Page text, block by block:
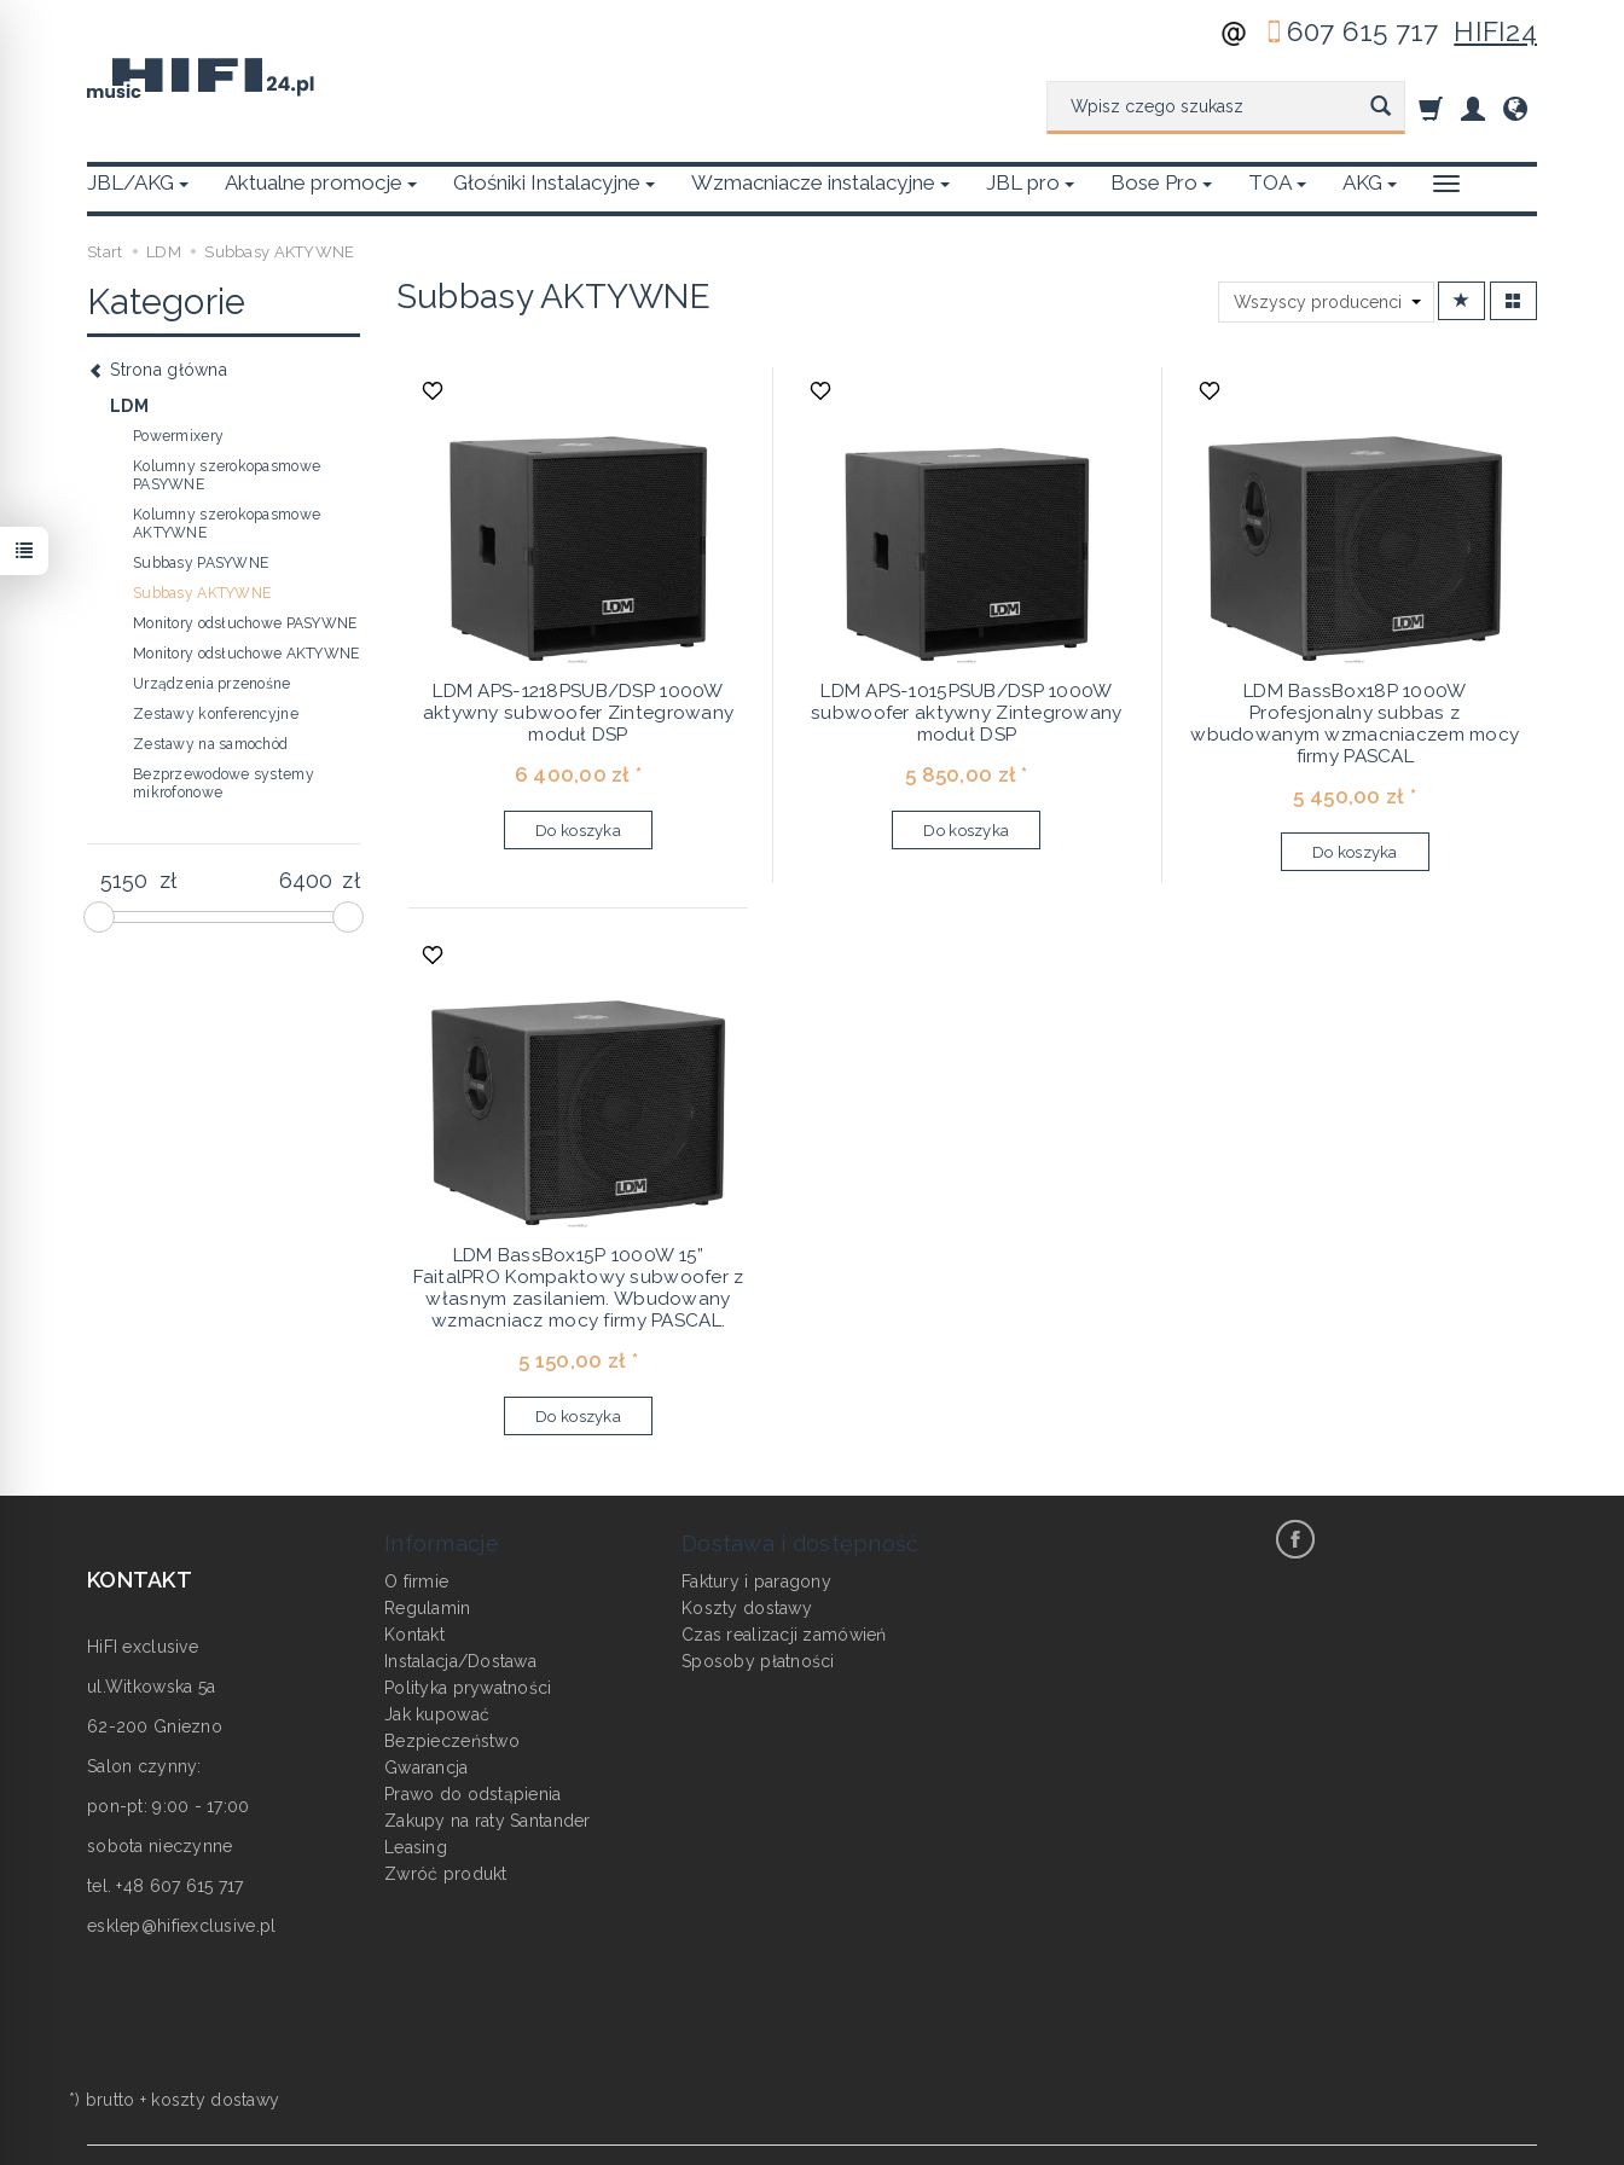
607 615 717 HIFI24
JBL/AKG Aktualne promocje Głośniki Instalacyjne Wzmacniacze instalacyjne JBL pro Bose Pro TOA AKG
Start LDM Subbasy AKTYWNE
Subbasy AKTYWNE
LDM APS-1218PSUB/DSP 1000W
aktywny subwoofer Zintegrowany
moduł DSP
6 400,00 zł *
Do koszyka
LDM APS-1015PSUB/DSP 1000W
subwoofer aktywny Zintegrowany
moduł DSP
5 850,00 zł *
Do koszyka
LDM BassBox18P 1000W
Profesjonalny subbas z
wbudowanym wzmacniaczem mocy
firmy PASCAL
5 450,00 zł *
Do koszyka
LDM BassBox15P 1000W 15”
FaitalPRO Kompaktowy subwoofer z
własnym zasilaniem. Wbudowany
wzmacniacz mocy firmy PASCAL.
5 150,00 zł *
Do koszyka
Kategorie
Strona główna
LDM
Powermixery
Kolumny szerokopasmowe
PASYWNE
Kolumny szerokopasmowe
AKTYWNE
Subbasy PASYWNE
Subbasy AKTYWNE
Monitory odsłuchowe PASYWNE
Monitory odsłuchowe AKTYWNE
Urządzenia przenośne
Zestawy konferencyjne
Zestawy na samochód
Bezprzewodowe systemy
mikrofonowe
zł zł
KONTAKT
HiFI exclusive
ul.Witkowska 5a
62-200 Gniezno
Salon czynny:
pon-pt: 9:00 - 17:00
sobota nieczynne
tel. +48 607 615 717
esklep@hifiexclusive.pl
Informacje
O firmie
Regulamin
Kontakt
Instalacja/Dostawa
Polityka prywatności
Jak kupować
Bezpieczeństwo
Gwarancja
Prawo do odstąpienia
Zakupy na raty Santander
Leasing
Zwróć produkt
Dostawa i dostępność
Faktury i paragony
Koszty dostawy
Czas realizacji zamówień
Sposoby płatności
*) brutto + koszty dostawy